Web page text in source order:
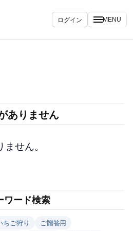
ログイン MENU
ありません
せん。
ワード検索
ちご狩り
ご贈答用